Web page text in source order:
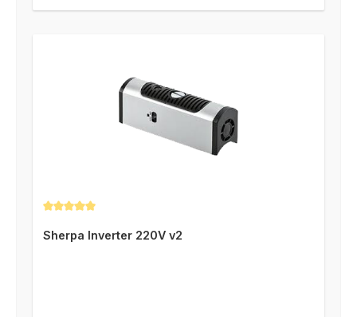
Sherpa Inverter 220V v2